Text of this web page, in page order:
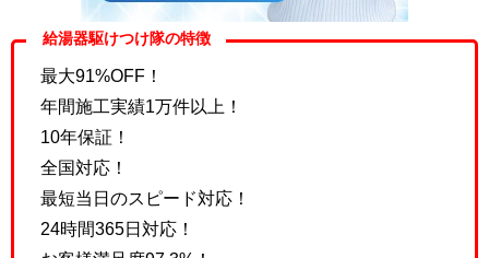
給湯器駆けつけ隊の特徴
最大91%OFF！
年間施工実績1万件以上！
10年保証！
全国対応！
最短当日のスピード対応！
24時間365日対応！